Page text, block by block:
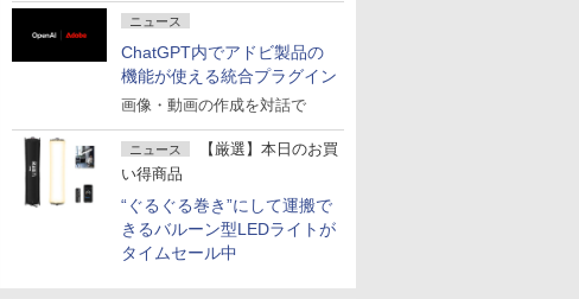
ニュース
ChatGPT内でアドビ製品の
機能が使える統合プラグイン
画像・動画の作成を対話で
ニュース
【厳選】本日のお買
い得商品
“ぐるぐる巻き”にして運搬で
きるバルーン型LEDライトが
タイムセール中